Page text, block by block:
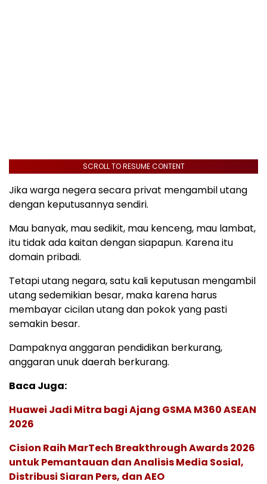
SCROLL TO RESUME CONTENT
Jika warga negera secara privat mengambil utang
dengan keputusannya sendiri.
Mau banyak, mau sedikit, mau kenceng, mau lambat,
itu tidak ada kaitan dengan siapapun. Karena itu
domain pribadi.
Tetapi utang negara, satu kali keputusan mengambil
utang sedemikian besar, maka karena harus
membayar cicilan utang dan pokok yang pasti
semakin besar.
Dampaknya anggaran pendidikan berkurang,
anggaran unuk daerah berkurang.
Baca Juga:
Huawei Jadi Mitra bagi Ajang GSMA M360 ASEAN
2026
Cision Raih MarTech Breakthrough Awards 2026
untuk Pemantauan dan Analisis Media Sosial,
Distribusi Siaran Pers, dan AEO